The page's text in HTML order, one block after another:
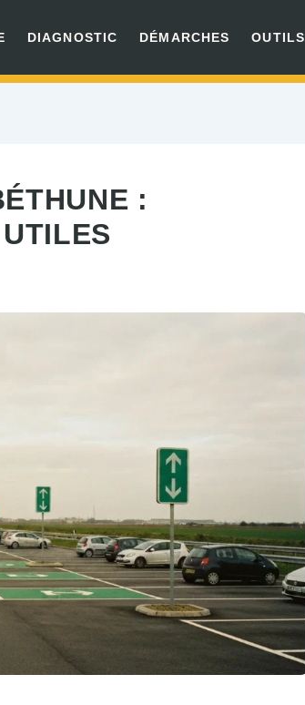
DIAGNOSTIC DÉMARCHES OUTILS
: